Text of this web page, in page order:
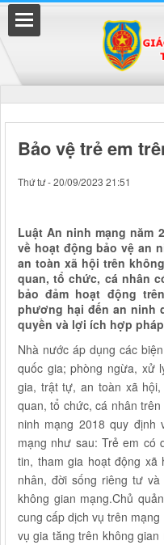
Bảo vệ trẻ em
Thứ tư - 20/09/2023 21:51
Luật An ninh mạng năm
về hoạt động bảo vệ an
an toàn xã hội trên
quan, tổ chức, cá nhân
bảo đảm hoạt động
phương hại đến an ninh
quyền và lợi ích hợp
Nhà nước áp dụng các
quốc gia; phòng ngừa, xử
gia, trật tự, an toàn xã
quan, tổ chức, cá nhân
ninh mạng 2018 quy
mạng như sau: Trẻ em có
tin, tham gia hoạt động
nhân, đời sống riêng tư
không gian mạng.Chủ
cung cấp dịch vụ trên
vụ gia tăng trên không
Đã kết nối EMC